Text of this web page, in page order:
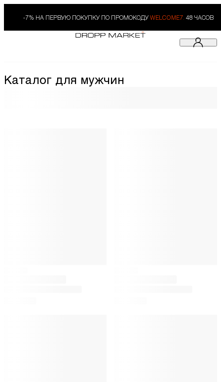
-7% НА ПЕРВУЮ ПОКУПКУ ПО ПРОМОКОДУ WELCOME7. 48 ЧАСОВ
Каталог для мужчин